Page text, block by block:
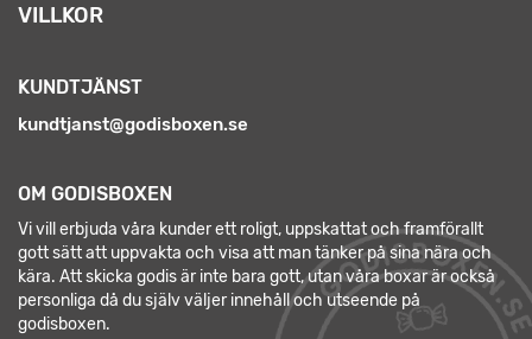
VILLKOR
KUNDTJÄNST
kundtjanst@godisboxen.se
OM GODISBOXEN
Vi vill erbjuda våra kunder ett roligt, uppskattat och framförallt
gott sätt att uppvakta och visa att man tänker på sina nära och
kära. Att skicka godis är inte bara gott, utan våra boxar är också
personliga då du själv väljer innehåll och utseende på
godisboxen.